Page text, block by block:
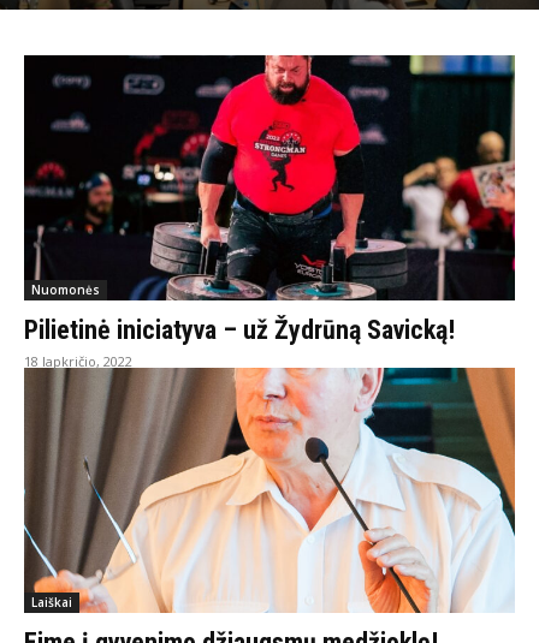
Nuomonės
Pilietinė iniciatyva – už Žydrūną Savicką!
18 lapkričio, 2022
Laiškai